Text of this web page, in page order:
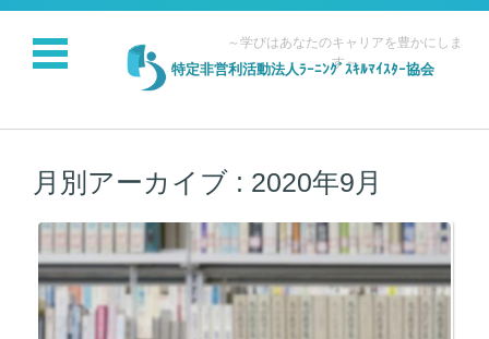
特定非営利活動法人ﾗｰﾆﾝｸﾞｽｷﾙﾏｲｽﾀｰ協会
～学びはあなたのキャリアを豊かにしま
す～
コンテンツに移動
月別アーカイブ : 2020年9月